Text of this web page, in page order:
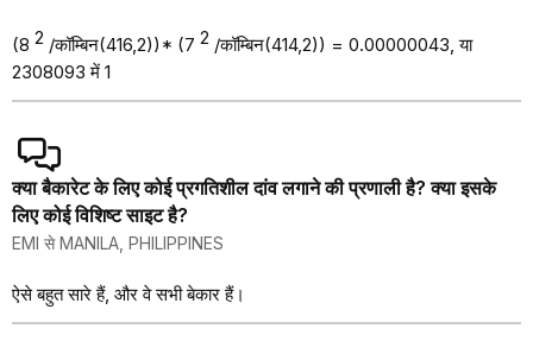
(8 2 /कॉम्बिन(416,2))* (7 2 /कॉम्बिन(414,2)) = 0.00000043, या
2308093 में 1
क्या बैकारेट के लिए कोई प्रगतिशील दांव लगाने की प्रणाली है? क्या इसके
लिए कोई विशिष्ट साइट है?
EMI से MANILA, PHILIPPINES
ऐसे बहुत सारे हैं, और वे सभी बेकार हैं।